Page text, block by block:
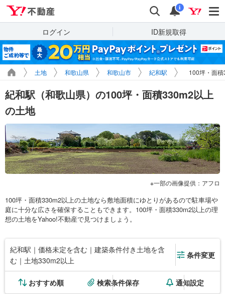
検索 通知
i
ログイン ID新規取得
土地 和歌山県 和歌山市 紀和駅 100坪・面
紀和駅（和歌山県）の100坪・面積330m2以上
の土地
一部の画像提供：アフロ
100坪・面積330m2以上の土地なら敷地面積にゆとりがあるので駐車場や
庭に十分な広さを確保することもできます。100坪・面積330m2以上の理
想の土地をYahoo!不動産で見つけましょう。
紀和駅｜価格未定を含む｜建築条件付き土地を含
む｜土地330m2以上
条件変更
おすすめ順 検索条件保存 通知設定